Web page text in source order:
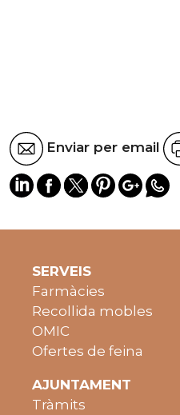
Enviar per email
SERVEIS
Farmàcies
Recollida mobles
OMIC
Ofertes de feina
AJUNTAMENT
Tràmits